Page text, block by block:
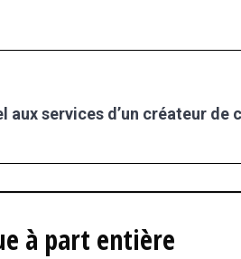
aux services d’un créateur de
à part entière